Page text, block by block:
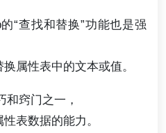
“查找和替换”功能也是强
属性表中的文本或值。
窍门之一，
表数据的能力。